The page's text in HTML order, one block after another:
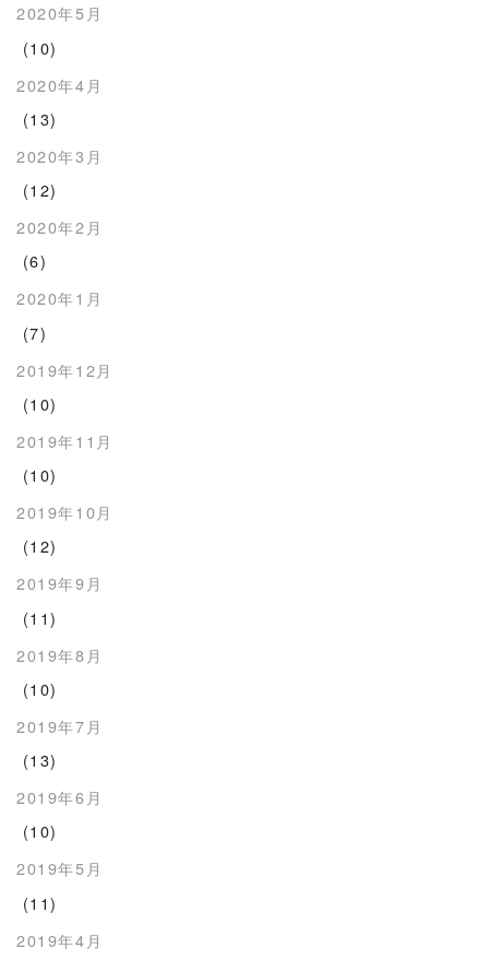
2020年5月
(10)
2020年4月
(13)
2020年3月
(12)
2020年2月
(6)
2020年1月
(7)
2019年12月
(10)
2019年11月
(10)
2019年10月
(12)
2019年9月
(11)
2019年8月
(10)
2019年7月
(13)
2019年6月
(10)
2019年5月
(11)
2019年4月